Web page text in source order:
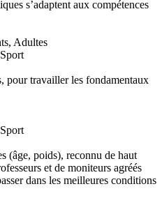
s’adaptent aux compétences
Adultes
pour travailler les fondamentaux
(âge, poids), reconnu de haut
et de moniteurs agréés
dans les meilleures conditions